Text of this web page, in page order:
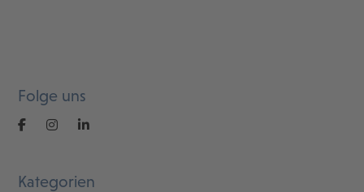
Folge uns
Kategorien